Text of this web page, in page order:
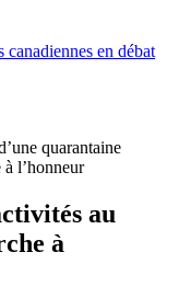
en débat
quarantaine
l’honneur
au
à